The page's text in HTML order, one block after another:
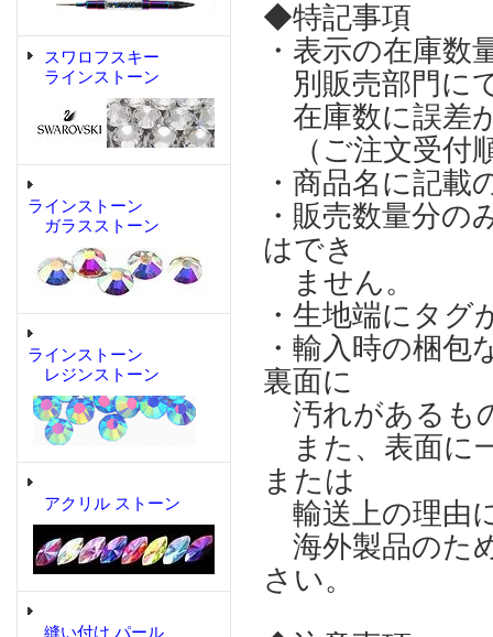
スワロフスキー
ラインストーン
ラインストーン
ガラスストーン
ラインストーン
レジンストーン
アクリル ストーン
縫い付け パール
◆特記事項
・表示の在庫
別販売部門に
在庫数に誤差
（ご注文受付
・商品名に記
・販売数量分
はでき
ません。
・生地端にタ
・輸入時の梱
裏面に
汚れがあるも
また、表面に
または
輸送上の理由
海外製品のた
さい。